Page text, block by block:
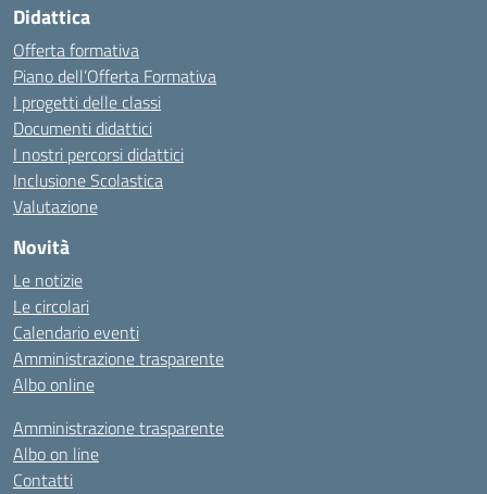
Didattica
Offerta formativa
Piano dell’Offerta Formativa
I progetti delle classi
Documenti didattici
I nostri percorsi didattici
Inclusione Scolastica
Valutazione
Novità
Le notizie
Le circolari
Calendario eventi
Amministrazione trasparente
Albo online
Amministrazione trasparente
Albo on line
Contatti